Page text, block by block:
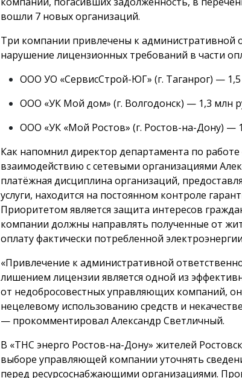
вошли 7 новых организаций.
Три компании привлечены к административной
нарушение лицензионных требований в части
ООО УО «СервисСтрой-ЮГ» (г. Таганрог) — 1,5
ООО «УК Мой дом» (г. Волгодонск) — 1,3 млн
ООО «УК «Мой Ростов» (г. Ростов-на-Дону) —
Как напомнил директор департамента по работе
взаимодействию с сетевыми организациями
платёжная дисциплина организаций,
услуги, находится на постоянном контроле
Приоритетом является защита интересов
компании должны направлять полученные от
оплату фактически потребленной
«Привлечение к административной
лишением лицензии является одной из
от недобросовестных управляющих компаний,
нецелевому использованию средств и
— прокомментировал Александр Светличный.
В «ТНС энерго Ростов-на-Дону» жителей
выборе управляющей компании уточнять
перед ресурсоснабжающими организациями.